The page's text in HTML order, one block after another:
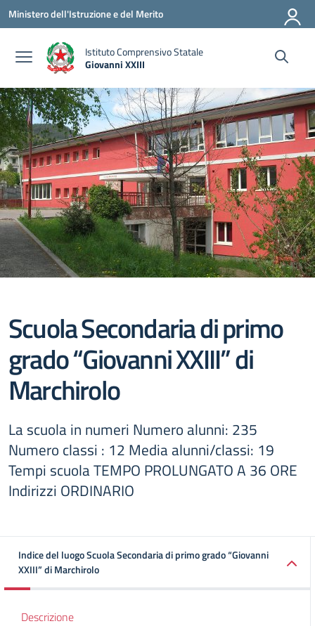
Vai ai contenuti
Vai al menu di navigazione
Vai al footer
Ministero dell'Istruzione e del Merito
Istituto Comprensivo Statale
Giovanni XXIII
Scuola Secondaria di primo
grado “Giovanni XXIII” di
Marchirolo
La scuola in numeri Numero alunni: 235
Numero classi : 12 Media alunni/classi: 19
Tempi scuola TEMPO PROLUNGATO A 36 ORE
Indirizzi ORDINARIO
Indice del luogo Scuola Secondaria di primo grado “Giovanni
XXIII” di Marchirolo
Descrizione